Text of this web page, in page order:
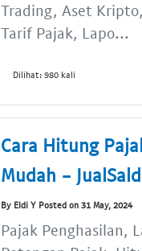
Trading, Aset
Tarif Pajak, Lapo...
Dilihat: 980 kali
Cara Hitung
Mudah -
By Eldi Y Posted on 31 May, 2024
Pajak Penghasilan,